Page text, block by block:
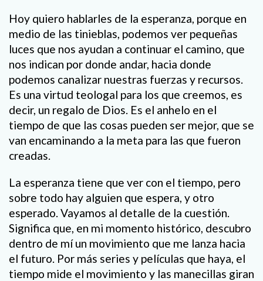
Hoy quiero hablarles de la esperanza, porque en
medio de las tinieblas, podemos ver pequeñas
luces que nos ayudan a continuar el camino, que
nos indican por donde andar, hacia donde
podemos canalizar nuestras fuerzas y recursos.
Es una virtud teologal para los que creemos, es
decir, un regalo de Dios. Es el anhelo en el
tiempo de que las cosas pueden ser mejor, que se
van encaminando a la meta para las que fueron
creadas.
La esperanza tiene que ver con el tiempo, pero
sobre todo hay alguien que espera, y otro
esperado. Vayamos al detalle de la cuestión.
Significa que, en mi momento histórico, descubro
dentro de mí un movimiento que me lanza hacia
el futuro. Por más series y películas que haya, el
tiempo mide el movimiento y las manecillas giran